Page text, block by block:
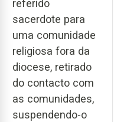
referido
sacerdote para
uma comunidade
religiosa fora da
diocese, retirado
do contacto com
as comunidades,
suspendendo-o